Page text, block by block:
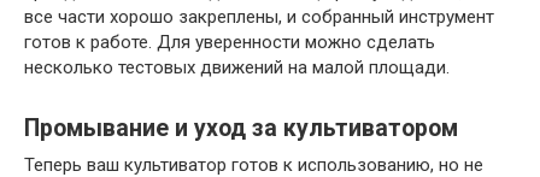
все части хорошо закреплены, и собранный инструмент
готов к работе. Для уверенности можно сделать
несколько тестовых движений на малой площади.
Промывание и уход за культиватором
Теперь ваш культиватор готов к использованию, но не